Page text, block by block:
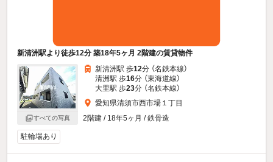
新清洲駅より徒歩12分 築18年5ヶ月 2階建の賃貸物件
すべての写真
新清洲駅 歩12分 （名鉄本線）
清洲駅 歩16分 （東海道線）
大里駅 歩23分 （名鉄本線）
愛知県清須市西市場１丁目
2階建 / 18年5ヶ月 / 鉄骨造
駐輪場あり